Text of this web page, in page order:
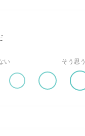
い そう思う